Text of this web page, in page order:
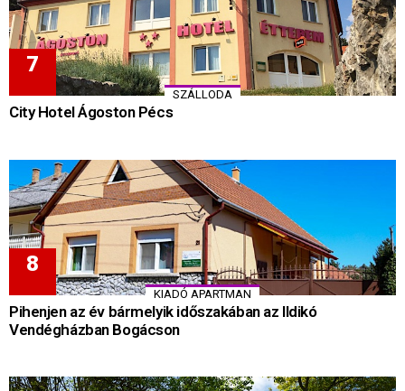
SZÁLLODA
City Hotel Ágoston Pécs
KIADÓ APARTMAN
Pihenjen az év bármelyik időszakában az Ildikó
Vendégházban Bogácson